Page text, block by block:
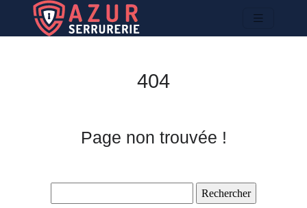
404
Page non trouvée !